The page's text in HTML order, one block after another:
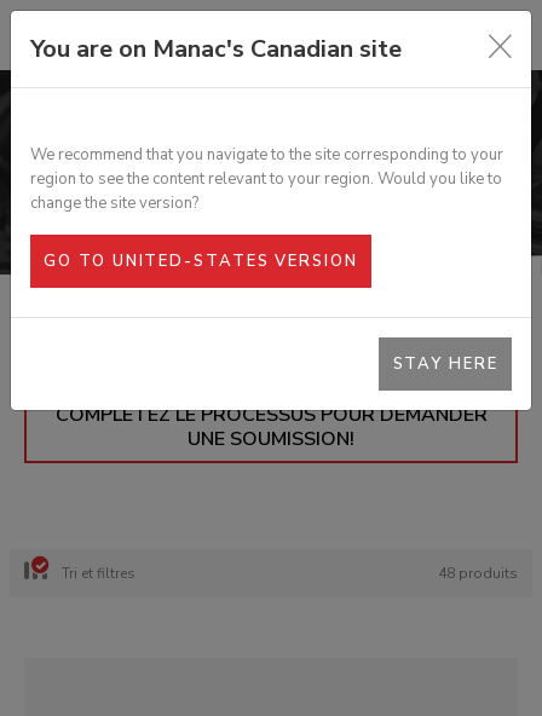
PIÈCES
= AJOUTEZ LES PIÈCES QUI VOUS INTÉRESSENT
AU PANIER, AINSI QUE LA QUANTITÉ REQUISE, ET
COMPLÉTEZ LE PROCESSUS POUR DEMANDER
UNE SOUMISSION!
Tri et filtres 48 produits
You are on Manac's Canadian site
We recommend that you navigate to the site corresponding to your
region to see the content relevant to your region. Would you like to
change the site version?
GO TO UNITED-STATES VERSION
STAY HERE